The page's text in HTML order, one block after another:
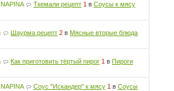
Ткемали рецепт 1 вСоусы к мясу
Шаурма рецепт 2 вМясные вторые блюда
Как приготовить тёртый пирог 1 вПироги
Соус "Искандер" к мясу 1 вСоусы